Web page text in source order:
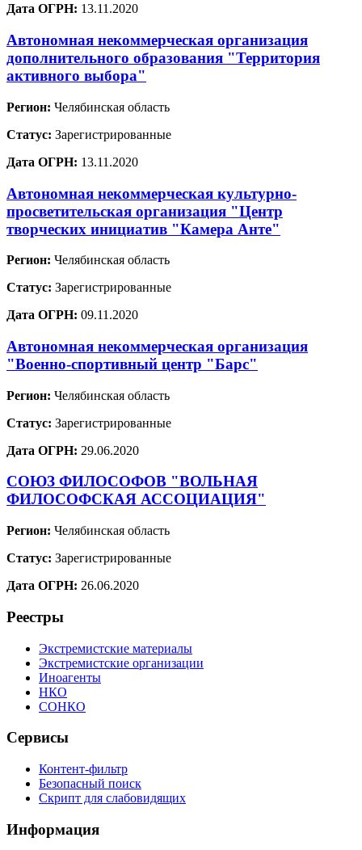
Дата ОГРН: 13.11.2020
Автономная некоммерческая организация
дополнительного образования "Территория
активного выбора"
Регион: Челябинская область
Статус: Зарегистрированные
Дата ОГРН: 13.11.2020
Автономная некоммерческая культурно-
просветительская организация "Центр
творческих инициатив "Камера Анте"
Регион: Челябинская область
Статус: Зарегистрированные
Дата ОГРН: 09.11.2020
Автономная некоммерческая организация
"Военно-спортивный центр "Барс"
Регион: Челябинская область
Статус: Зарегистрированные
Дата ОГРН: 29.06.2020
СОЮЗ ФИЛОСОФОВ "ВОЛЬНАЯ
ФИЛОСОФСКАЯ АССОЦИАЦИЯ"
Регион: Челябинская область
Статус: Зарегистрированные
Дата ОГРН: 26.06.2020
Реестры
Экстремистские материалы
Экстремистские организации
Иноагенты
НКО
СОНКО
Сервисы
Контент-фильтр
Безопасный поиск
Скрипт для слабовидящих
Информация